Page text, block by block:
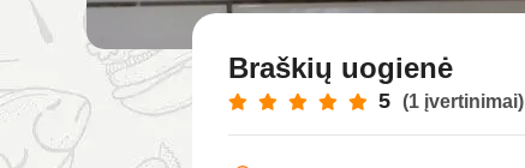
Braškių uogienė
5 (1 įvertinimai)